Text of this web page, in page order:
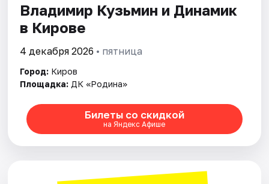
Площадки
Артисты
Владимир Кузьмин и Динамик
в Кирове
4 декабря 2026 • пятница
Город: Киров
Площадка: ДК «Родина»
Билеты со скидкой
на Яндекс Афише